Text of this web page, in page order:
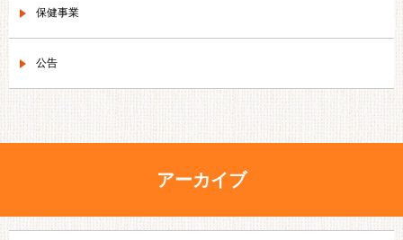
保健事業
公告
アーカイブ